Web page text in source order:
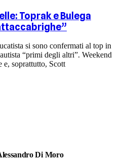
Toprak e Bulega
si sono confermati al top in
“primi degli altri”. Weekend
e, soprattutto, Scott
Di Moro